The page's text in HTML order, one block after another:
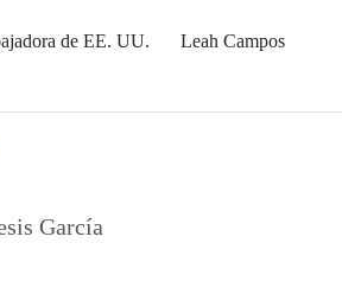
de EE. UU. Leah Campos
García